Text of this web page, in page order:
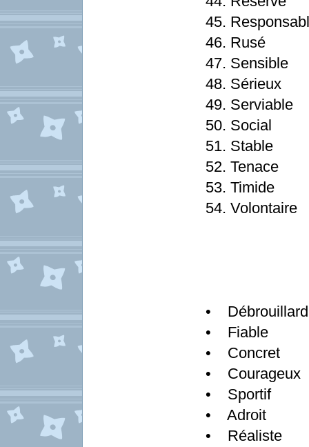
45.
46. Rusé
47. Sensible
48. Sérieux
49. Serviable
50. Social
51. Stable
52. Tenace
53. Timide
54. Volontaire
• Débrouillard
• Fiable
• Concret
• Courageux
• Sportif
• Adroit
• Réaliste